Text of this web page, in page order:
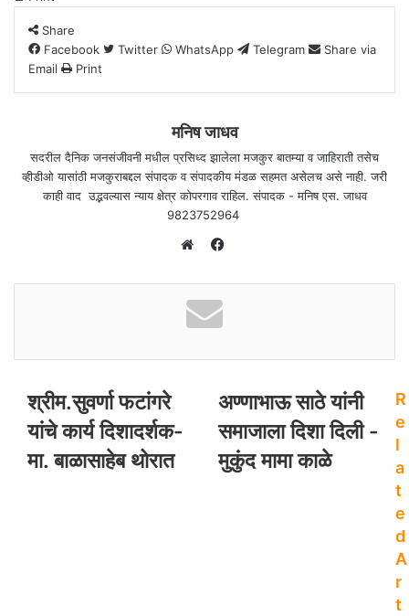
a
n
e
m
Share
Facebook
Twitter WhatsApp Telegram
Share via
Email
Print
मनिष जाधव
सदरील दैनिक जनसंजीवनी मधील प्रसिध्द झालेला मजकुर बातम्या व जाहिराती तसेच
व्हीडीओ यासांठी मजकुराबद्दल संपादक व संपादकीय मंडळ सहमत असेलच असे नाही. जरी
काही वाद उद्भवल्यास न्याय क्षेत्र कोपरगाव राहिल. संपादक - मनिष एस. जाधव
9823752964
e
b
s
c
k
श्रीम.सुवर्णा फटांगरे
यांचे कार्य दिशादर्शक-
मा. बाळासाहेब थोरात
अण्णाभाऊ साठे यांनी
समाजाला दिशा दिली -
मुकुंद मामा काळे
R
e
l
a
t
e
d
A
r
t